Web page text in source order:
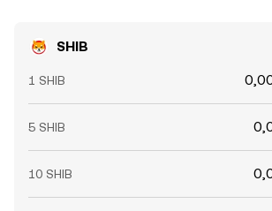
SHIB
1 SHIB
5 SHIB
10 SHIB